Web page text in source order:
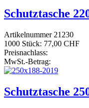
Schutztasche
Artikelnummer 21230
1000 Stück: 77,00 CHF
Preisnachlass:
MwSt.-Betrag:
Schutztasche